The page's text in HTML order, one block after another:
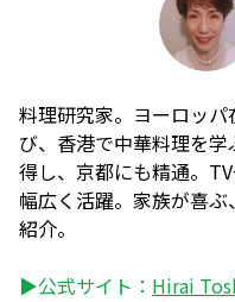
料理研究家。ヨーロッ
び、香港で中華料理を
得し、京都にも精通。
幅広く活躍。家族が喜
紹介。
▶公式サイト： Hirai